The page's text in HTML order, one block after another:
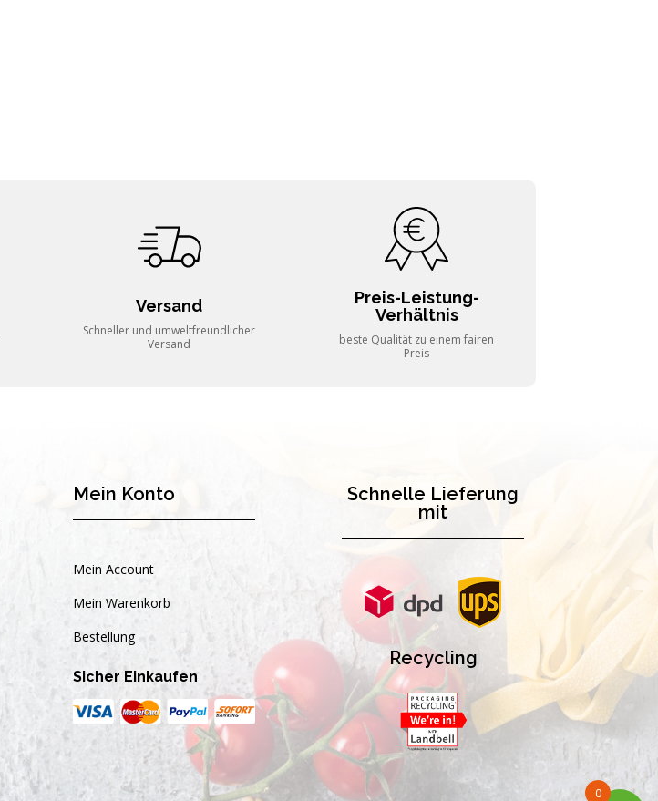
Versand
Schneller und umweltfreundlicher
Versand
Preis-Leistung-
Verhältnis
beste Qualität zu einem fairen
Preis
Mein Konto
Mein Account
Mein Warenkorb
Bestellung
Sicher Einkaufen
Schnelle Lieferung
mit
Recycling
0